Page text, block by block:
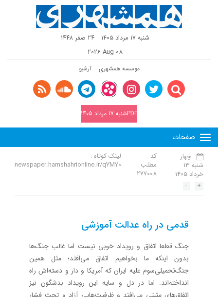
شنبه 17 مرداد 1405
٢٤ صفر ١٤٤٨
2026 Aug 08
موسسه همشهری آرشیو
PDFشنبه 17 مرداد 1405
صفحات
چهار
شنبه 13
خرداد 1405
کد
مطلب :
277008
لینک کوتاه :
newspaper.hamshahrionline.ir/qYMY0
+
-
قدمی در راه عدالت آموزشی
جنگ قطعا اتفاق و رویداد خوبی نیست‌ اما غالب جنگ‌ها
بدون اینکه ما بخواهیم اتفاق می‌افتد؛ مثل همین
جنگ‌تحمیلی‌سوم علیه ایران که آمریکا و دار و دسته‌اش راه
انداخته‌اند. اما در دل و سایه این رویداد بدشگون نیز‌
اتفاق‌های مثبتی می‌افتد و ظرفیت‌هایی آزاد و تحت فشار